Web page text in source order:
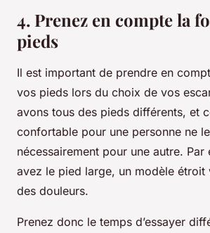
4. Prenez en compte la
pieds
Il est important de prendre en
vos pieds lors du choix de vos
avons tous des pieds différents, et
confortable pour une personne ne
nécessairement pour une autre.
avez le pied large, un modèle étroit
des douleurs.
Prenez donc le temps d’essayer